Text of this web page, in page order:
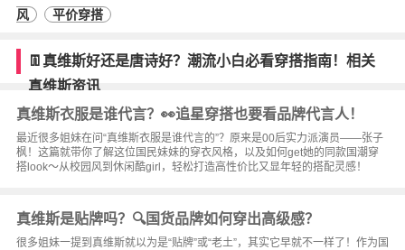
风
平价穿搭
👖真维斯好还是唐诗好？潮流小白必看穿搭指南！相关
真维斯资讯
真维斯衣服是谁代言？👀追星穿搭也要看品牌代言人！
最近很多姐妹在问“真维斯衣服是谁代言的”？原来是00后实力派演员——张子
枫！这篇就带你了解这位国民妹妹的穿衣风格，以及如何get她的同款国潮穿
搭look～从校园风到休闲酷girl，轻松打造高性价比又显年轻的搭配灵感！
真维斯是贴牌吗？🔍国货品牌如何穿出高级感？
很多姐妹一提到真维斯就以为是“贴牌”或“老土”，其实它早就不一样了！作为国